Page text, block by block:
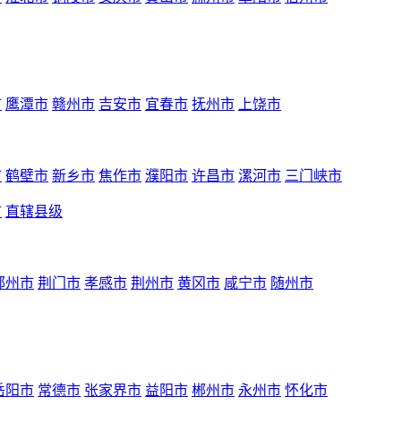
鹰潭市 赣州市 吉安市 宜春市 抚州市 上饶市
鹤壁市 新乡市 焦作市 濮阳市 许昌市 漯河市 三门峡市
直辖县级
州市 荆门市 孝感市 荆州市 黄冈市 咸宁市 随州市
阳市 常德市 张家界市 益阳市 郴州市 永州市 怀化市